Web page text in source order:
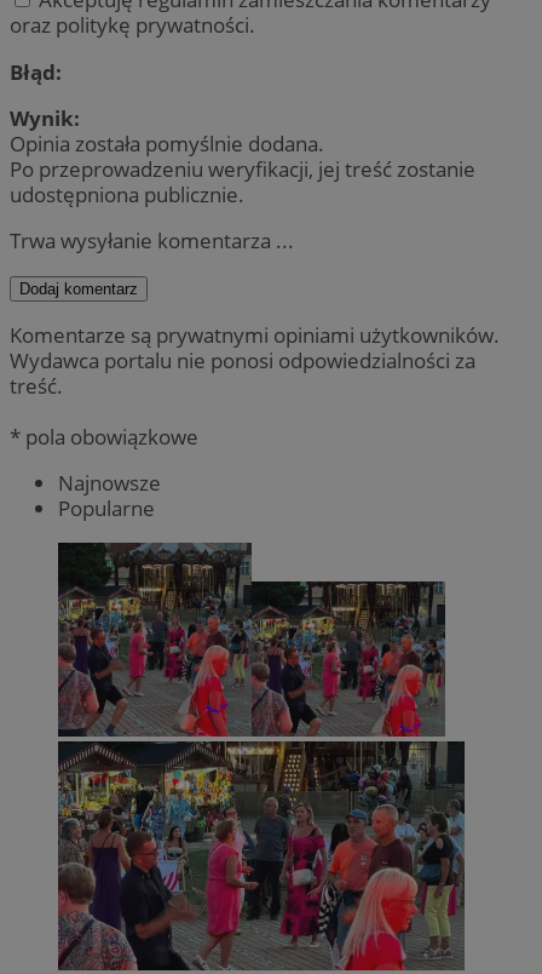
oraz politykę prywatności.
Błąd:
Wynik:
Opinia została pomyślnie dodana.
Po przeprowadzeniu weryfikacji, jej treść zostanie
udostępniona publicznie.
Trwa wysyłanie komentarza ...
Dodaj komentarz
Komentarze są prywatnymi opiniami użytkowników.
Wydawca portalu nie ponosi odpowiedzialności za
treść.
* pola obowiązkowe
Najnowsze
Popularne